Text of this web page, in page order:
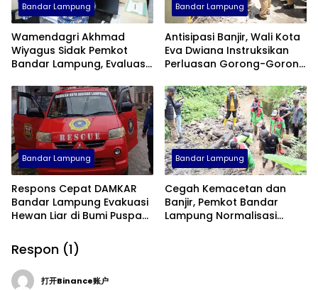
Bandar Lampung
Wamendagri Akhmad
Wiyagus Sidak Pemkot
Bandar Lampung, Evaluasi
Bandar Lampung
Antisipasi Banjir, Wali Kota
Eva Dwiana Instruksikan
Perluasan Gorong-Gorong
Bandar Lampung
Respons Cepat DAMKAR
Bandar Lampung Evakuasi
Hewan Liar di Bumi Puspa
Bandar Lampung
Cegah Kemacetan dan
Banjir, Pemkot Bandar
Lampung Normalisasi
Respon (1)
打开Binance账户